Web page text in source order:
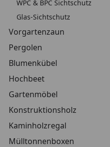
WPC & BPC Sichtschutz
Glas-Sichtschutz
Vorgartenzaun
Pergolen
Blumenkübel
Hochbeet
Gartenmöbel
Konstruktionsholz
Kaminholzregal
Mülltonnenboxen